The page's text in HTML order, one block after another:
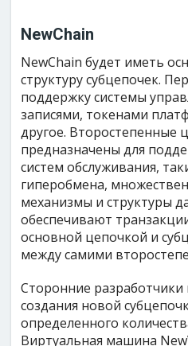
NewChain
NewChain будет иметь
структуру субцепочек.
поддержку системы
записями, токенами
другое. Второстепенные
предназначены для
систем обслуживания,
гиперобмена,
механизмы и структуры
обеспечивают
основной цепочкой и
между самими
Сторонние
создания новой
определенного
Виртуальная машина